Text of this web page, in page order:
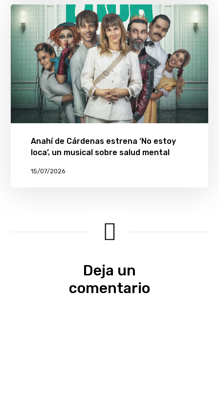
Anahí de Cárdenas estrena ‘No estoy
loca’, un musical sobre salud mental
15/07/2026
Deja un
comentario